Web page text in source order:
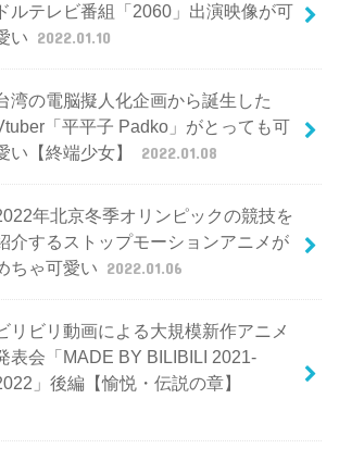
ドルテレビ番組「2060」出演映像が可
い 2022.01.10
湾の電脳擬人化企画から誕生した
「平平子 Padko」がとっても可
い【終端少女】
2022.01.08
年北京冬季オリンピックの競技を
介するストップモーションアニメが
ちゃ可愛い 2022.01.06
リビリ動画による大規模新作アニメ
表会「MADE BY BILIBILI 2021-
」後編【愉悦・伝説の章】